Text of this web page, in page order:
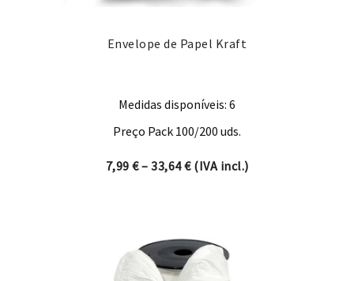
Envelope de Papel Kraft
Medidas disponíveis: 6
Preço Pack 100/200 uds.
7,99 €– 33,64€Price range: 7,99 € through
(IVA incl.)